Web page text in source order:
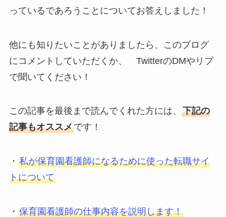
っているであろうことについてお答えしました！
他にも知りたいことがありましたら、このブログ
にコメントしていただくか、 TwitterのDMやリプ
で聞いてください！
この記事を最後まで読んでくれた方には、 下記の
記事もオススメです！
・ 私が保育園看護師になるために使った転職サイ
トについて
・ 保育園看護師の仕事内容を説明します！